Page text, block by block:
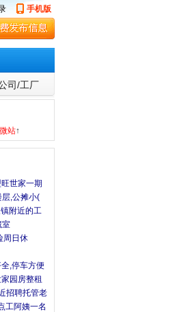
手机版
司/工厂
微站↑
世家一期
,公摊小(
附近的工
室
周日休
,停车方便
园房整租
招聘托管老
工阿姨一名